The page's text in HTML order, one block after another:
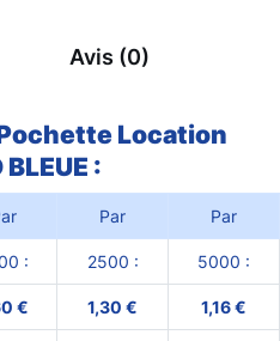
0
€
à
5
8
Avis (0)
Location
:
Par Par
: 2500 : 5000 :
€ 1,30 € 1,16 €